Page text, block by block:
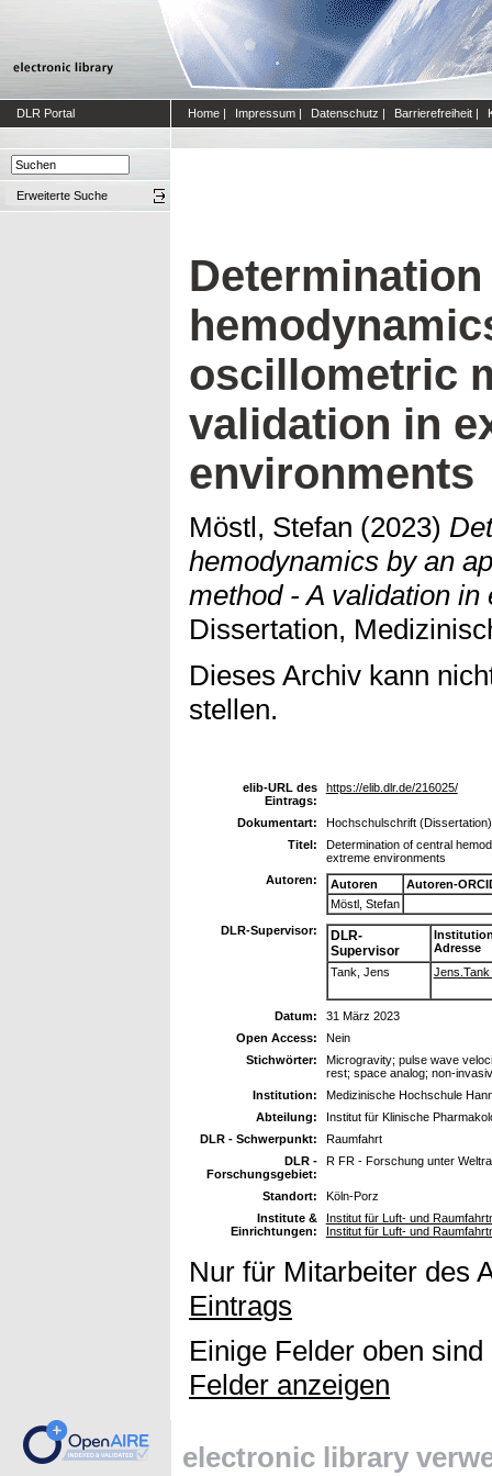
DLR Portal Home | Impressum | Datenschutz | Barrierefreiheit |
Erweiterte Suche
oscillometric
validation in
environments
Möstl, Stefan (2023)
hemodynamics by an
method - A validation
Dissertation,
Dieses Archiv kann
stellen.
elib-URL des
Eintrags:
https://elib.dlr.de/216025/
Dokumentart:
Hochschulschrift (Dissertation)
Titel:
Determination of central
extreme environments
Autoren:
Autoren
Autoren-
Möstl, Stefan
DLR-Supervisor:
DLR-
Supervisor
Adresse
Tank, Jens
Jens.Tank
Datum:
31 März 2023
Open Access:
Nein
Stichwörter:
Microgravity; pulse wave
rest; space analog; non-
Institution:
Medizinische Hochschule
Abteilung:
Institut für Klinische
DLR - Schwerpunkt:
Raumfahrt
DLR -
Forschungsgebiet:
R FR - Forschung unter
Standort:
Köln-Porz
Institute &
Einrichtungen:
Institut für Luft- und
Institut für Luft- und
Nur für Mitarbeiter des
Eintrags
Einige Felder oben
Felder anzeigen
electronic library